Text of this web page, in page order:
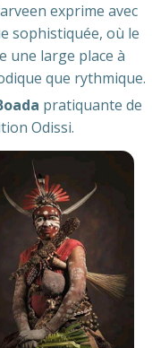
exprime avec
sophistiquée, où le
une large place à
que rythmique.
pratiquante de
Odissi.